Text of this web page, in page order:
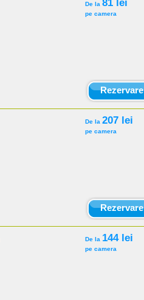
De la 81 lei
pe camera
Rezervare
De la 207 lei
pe camera
Rezervare
De la 144 lei
pe camera